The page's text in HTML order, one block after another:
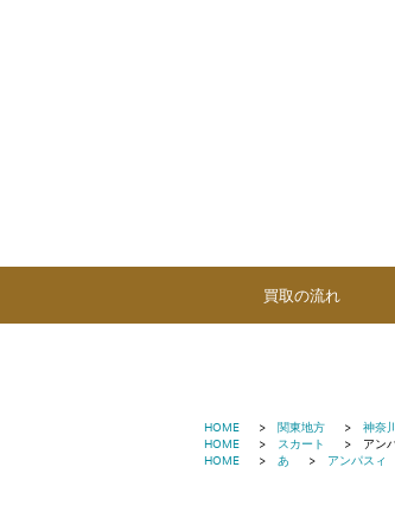
買取の流れ
HOME 関東地方 神奈
HOME
スカート
アン
HOME
あ アンパスィ